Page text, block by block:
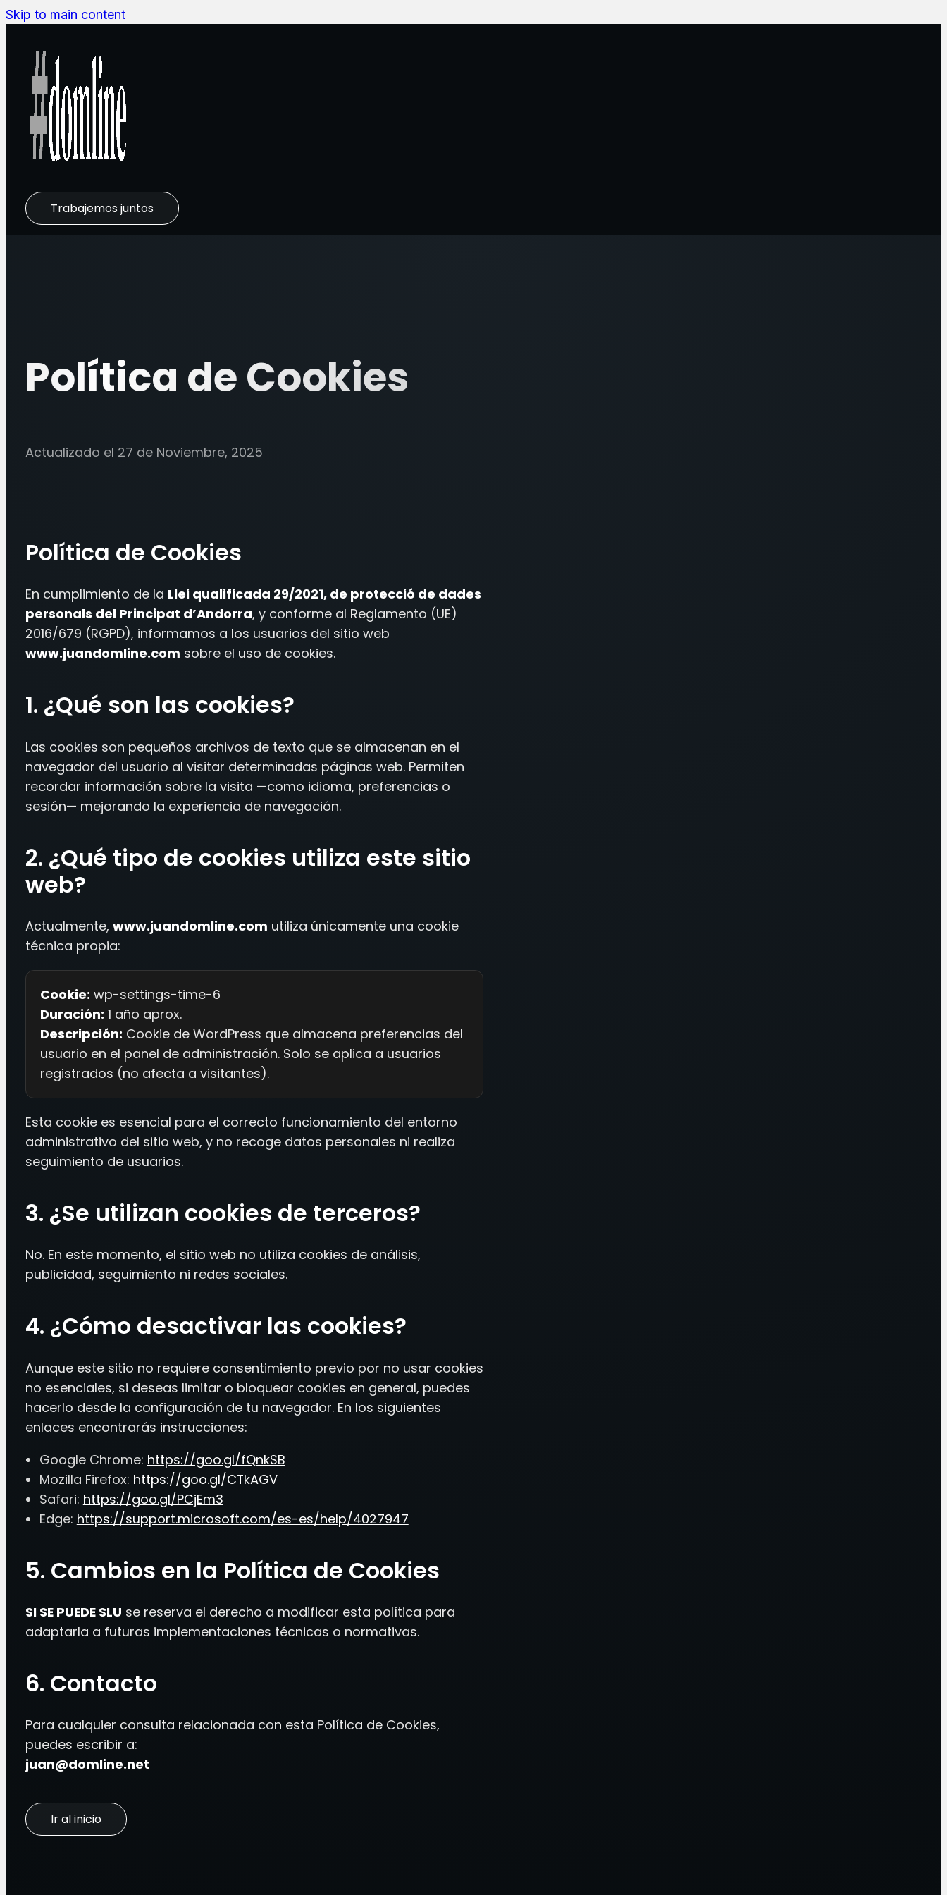
Skip to main content
Política de Cookies
Actualizado el 27 de Noviembre, 2025
Política de Cookies
En cumplimiento de la Llei qualificada 29/2021, de protecció de dades
personals del Principat d’Andorra, y conforme al Reglamento (UE)
2016/679 (RGPD), informamos a los usuarios del sitio web
www.juandomline.com sobre el uso de cookies.
1. ¿Qué son las cookies?
Las cookies son pequeños archivos de texto que se almacenan en el
navegador del usuario al visitar determinadas páginas web. Permiten
recordar información sobre la visita —como idioma, preferencias o
sesión— mejorando la experiencia de navegación.
2. ¿Qué tipo de cookies utiliza este sitio
web?
Actualmente, www.juandomline.com utiliza únicamente una cookie
técnica propia:
Cookie: wp-settings-time-6
Duración: 1 año aprox.
Descripción: Cookie de WordPress que almacena preferencias del
usuario en el panel de administración. Solo se aplica a usuarios
registrados (no afecta a visitantes).
Esta cookie es esencial para el correcto funcionamiento del entorno
administrativo del sitio web, y no recoge datos personales ni realiza
seguimiento de usuarios.
3. ¿Se utilizan cookies de terceros?
No. En este momento, el sitio web no utiliza cookies de análisis,
publicidad, seguimiento ni redes sociales.
4. ¿Cómo desactivar las cookies?
Aunque este sitio no requiere consentimiento previo por no usar cookies
no esenciales, si deseas limitar o bloquear cookies en general, puedes
hacerlo desde la configuración de tu navegador. En los siguientes
enlaces encontrarás instrucciones:
Google Chrome: https://goo.gl/fQnkSB
Mozilla Firefox: https://goo.gl/CTkAGV
Safari: https://goo.gl/PCjEm3
Edge: https://support.microsoft.com/es-es/help/4027947
5. Cambios en la Política de Cookies
SI SE PUEDE SLU se reserva el derecho a modificar esta política para
adaptarla a futuras implementaciones técnicas o normativas.
6. Contacto
Para cualquier consulta relacionada con esta Política de Cookies,
puedes escribir a:
juan@domline.net